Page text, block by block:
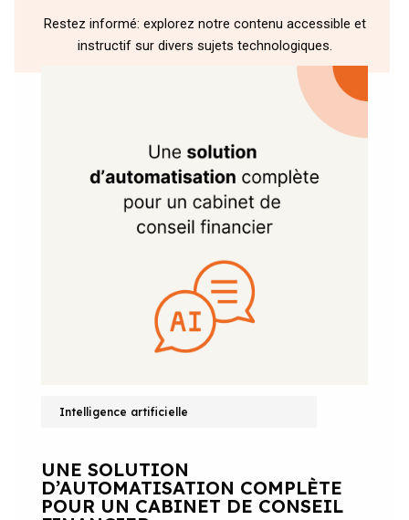
Restez informé: explorez notre contenu accessible et
instructif sur divers sujets technologiques.
Intelligence artificielle
UNE SOLUTION
D’AUTOMATISATION COMPLÈTE
POUR UN CABINET DE CONSEIL